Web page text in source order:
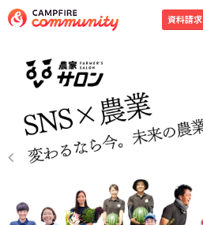
資料請求